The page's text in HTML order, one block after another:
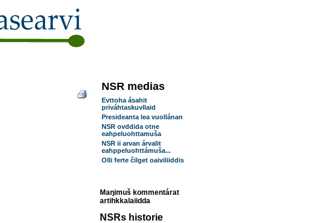
NSR medias
Evttoha ásahit
priváhtaskuvllaid
Presideanta lea vuollánan
NSR ovddida otne
eahpeluohttamuša
NSR ii arvan árvalit
eahppeluohttámuša...
Olli ferte čilget oaiviliiddis
Maŋimuš kommentárat
artihkkalaiidda
NSRs historie